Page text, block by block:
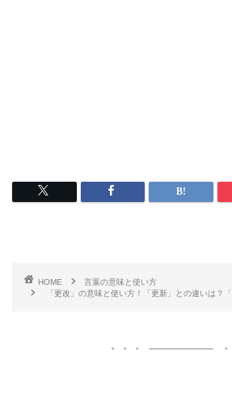
HOME
言葉の意味と使い方
「更改」の意味と使い方！「更新」との違いは？